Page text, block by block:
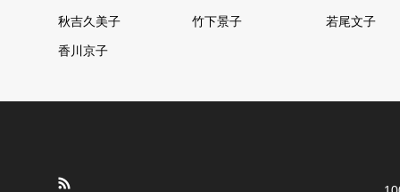
秋吉久美子 竹下景子 若尾文子
香川京子